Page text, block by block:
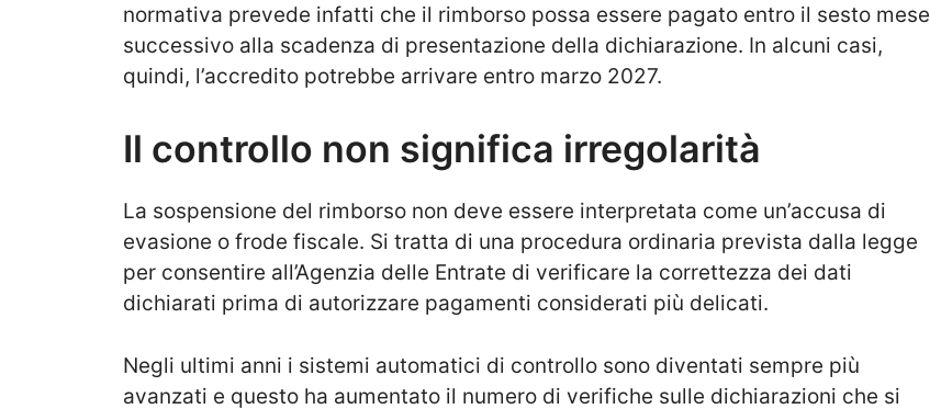
normativa prevede infatti che il rimborso possa essere pagato entro il sesto mese
successivo alla scadenza di presentazione della dichiarazione. In alcuni casi,
quindi, l’accredito potrebbe arrivare entro marzo 2027.
Il controllo non significa irregolarità
La sospensione del rimborso non deve essere interpretata come un’accusa di
evasione o frode fiscale. Si tratta di una procedura ordinaria prevista dalla legge
per consentire all’Agenzia delle Entrate di verificare la correttezza dei dati
dichiarati prima di autorizzare pagamenti considerati più delicati.
Negli ultimi anni i sistemi automatici di controllo sono diventati sempre più
avanzati e questo ha aumentato il numero di verifiche sulle dichiarazioni che si